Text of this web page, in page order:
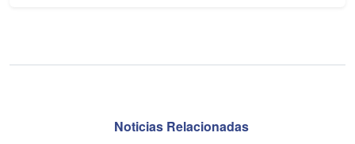
Noticias Relacionadas